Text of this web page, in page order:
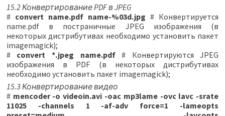
15.2 Конвертирование PDF в JPEG
# convert name.pdf name-%03d.jpg # Конвертируется
name.pdf в постраничные JPEG изображения (в
некоторых дистрибутивах необходимо установить пакет
imagemagick);
# convert *.jpeg name.pdf# Конвертируются JPEG
изображения в PDF (в некоторых дистрибутивах
необходимо установить пакет imagemagick);
15.3 Конвертирование видео
# mencoder -o videoin.avi -oac mp3lame -ovc lavc -srate
11025 -channels 1 -af-adv force=1 -lameopts